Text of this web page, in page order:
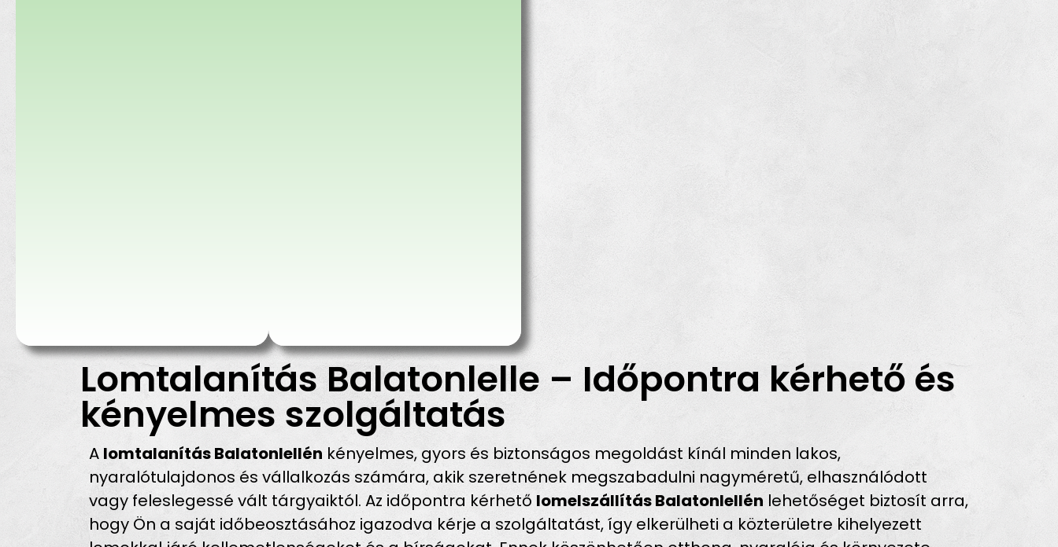
Lomtalanítás Balatonlelle – Időpontra kérhető és
kényelmes szolgáltatás
A lomtalanítás Balatonlellén kényelmes, gyors és biztonságos megoldást kínál minden lakos,
nyaralótulajdonos és vállalkozás számára, akik szeretnének megszabadulni nagyméretű, elhasználódott
vagy feleslegessé vált tárgyaiktól. Az időpontra kérhető lomelszállítás Balatonlellén lehetőséget biztosít arra,
hogy Ön a saját időbeosztásához igazodva kérje a szolgáltatást, így elkerülheti a közterületre kihelyezett